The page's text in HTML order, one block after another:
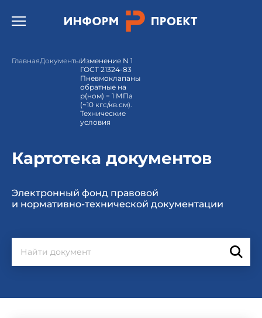
Открыть бургер меню.
ГлавнаяДокументыИзменение N 1
ГОСТ 21324-83
Пневмоклапаны
обратные на
р(ном) = 1 МПа
(~10 кгс/кв.см).
Технические
условия
Картотека документов
Электронный фонд правовой
и нормативно-технической документации